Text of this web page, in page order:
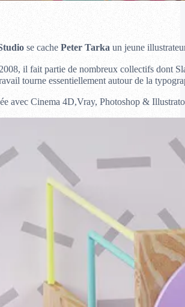
se cache Peter Tarkaun jeune
il fait partie de nombreux collectifs dont
tourne essentiellement autour de la
avec Cinema 4D,Vray, Photoshop &